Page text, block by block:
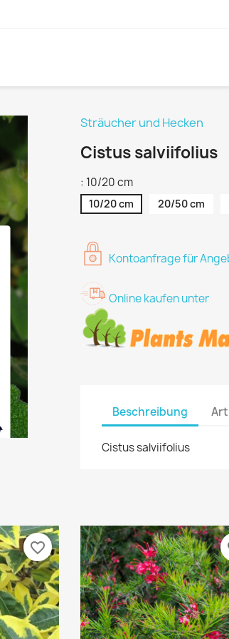
Sträucher und Hecken
Cistus salviifolius
: 10/20 cm
10/20 cm 20/50 cm
Kontoanfrage für
Online kaufen unter
Beschreibung
Cistus salviifolius
favorite_border